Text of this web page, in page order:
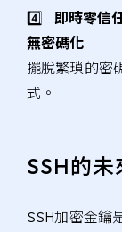
4️⃣ 即時零信
無密碼化
擺脫繁瑣的密
式。
SSH的
SSH加密金鑰